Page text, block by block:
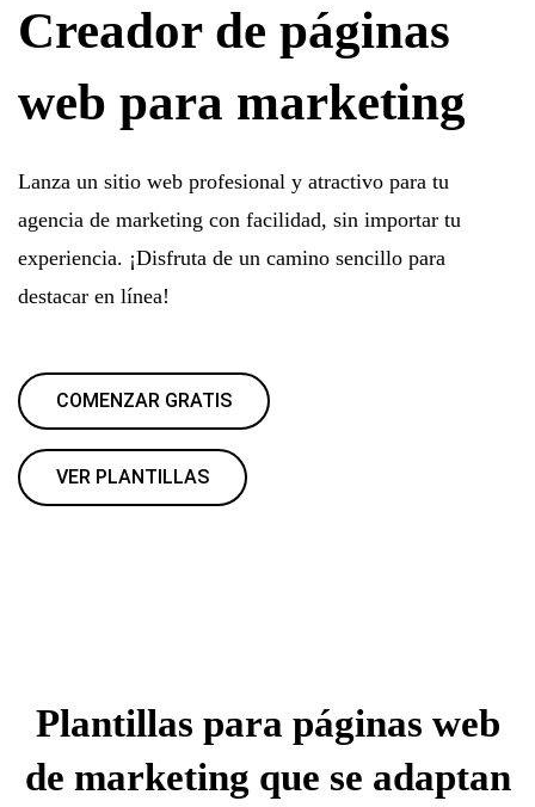
Creador de páginas
web para marketing
Lanza un sitio web profesional y atractivo para tu
agencia de marketing con facilidad, sin importar tu
experiencia. ¡Disfruta de un camino sencillo para
destacar en línea!
COMENZAR GRATIS
VER PLANTILLAS
Plantillas para páginas web
de marketing que se adaptan